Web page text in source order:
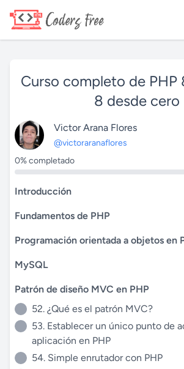
Curso completo de PHP
8 desde cero
Victor Arana Flores
@victoraranaflores
0% completado
Introducción
Fundamentos de PHP
Programación orientada a objetos en
MySQL
Patrón de diseño MVC en PHP
52. ¿Qué es el patrón MVC?
53. Establecer un único punto de
aplicación en PHP
54. Simple enrutador con PHP